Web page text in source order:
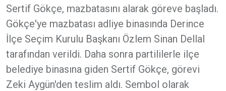
Sertif Gökçe, mazbatasını alarak göreve başladı.
Gökçe'ye mazbatası adliye binasında Derince
İlçe Seçim Kurulu Başkanı Özlem Sinan Dellal
tarafından verildi. Daha sonra partililerle ilçe
belediye binasına giden Sertif Gökçe, görevi
Zeki Aygün'den teslim aldı. Sembol olarak